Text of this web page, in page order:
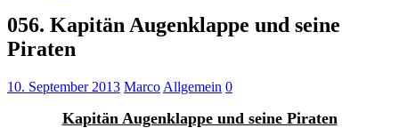
056. Kapitän Augenklappe und seine
Piraten
10. September 2013 Marco Allgemein 0
Kapitän Augenklappe und seine Piraten